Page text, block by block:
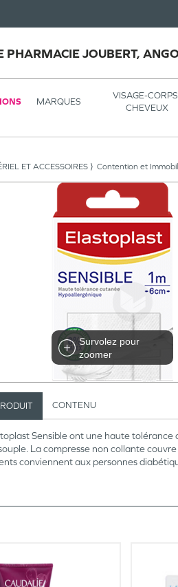
PHARMACIE JOUBERT,
MARQUES
VISAGE-
CHEVEUX
ET ACCESSOIRES Contention et
Survolez pour
zoomer
CONTENU
Sensible ont une haute
La compresse non collante
conviennent aux personnes